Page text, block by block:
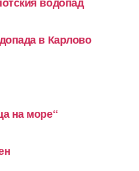
в Карлово
на море“